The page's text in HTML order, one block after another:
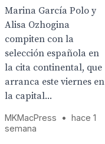
Marina García Polo y
Alisa Ozhogina
compiten con la
selección española en
la cita continental, que
arranca este viernes en
la capital...
MKMacPress •
hace 1
semana